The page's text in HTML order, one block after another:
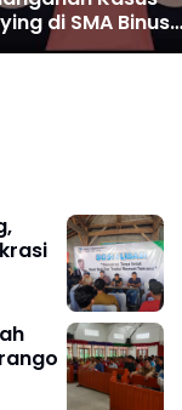
di SMA Binus
Apakah